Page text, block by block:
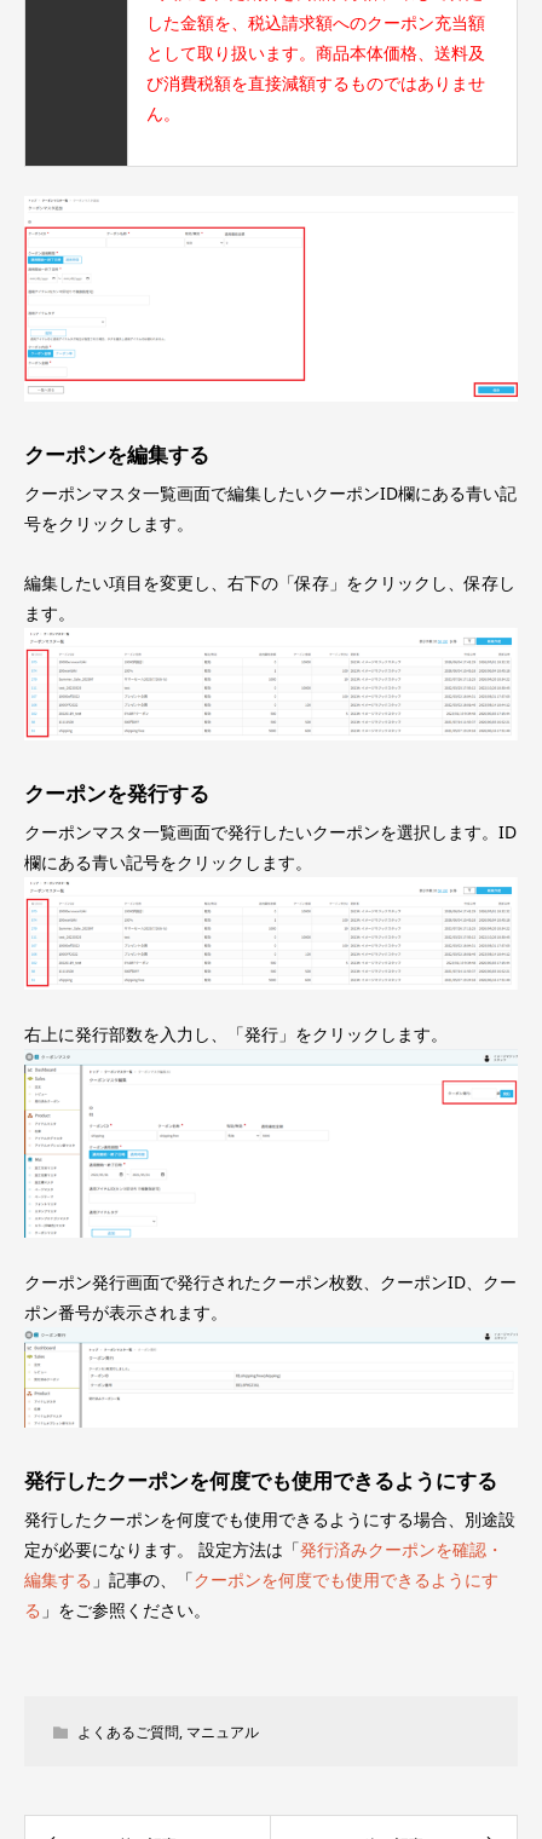
した金額を、税込請求額へのクーポン充当額
として取り扱います。商品本体価格、送料及
び消費税額を直接減額するものではありませ
ん。
クーポンを編集する
クーポンマスタ一覧画面で編集したいクーポンID欄にある青い記
号をクリックします。
編集したい項目を変更し、右下の「保存」をクリックし、保存し
ます。
クーポンを発行する
クーポンマスタ一覧画面で発行したいクーポンを選択します。ID
欄にある青い記号をクリックします。
右上に発行部数を入力し、「発行」をクリックします。
クーポン発行画面で発行されたクーポン枚数、クーポンID、クー
ポン番号が表示されます。
発行したクーポンを何度でも使用できるようにする
発行したクーポンを何度でも使用できるようにする場合、別途設
定が必要になります。 設定方法は「発行済みクーポンを確認・
編集する 」記事の、「クーポンを何度でも使用できるようにす
る 」をご参照ください。
よくあるご質問, マニュアル